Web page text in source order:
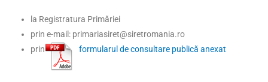
la Registratura Primăriei
prin e-mail: primariasiret@siretromania.ro
prin
formularul de consultare publică anexat